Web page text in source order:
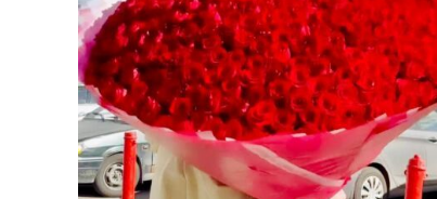
AÑADIR AL CARRITO / VISTA RAPIDA